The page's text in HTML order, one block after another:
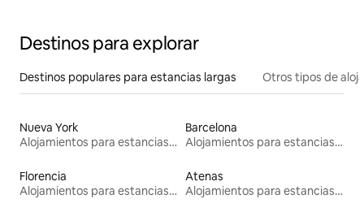
Destinos para explorar
Destinos populares para estancias largas Otros tipos de
Nueva York
Alojamientos para estancias largas
Barcelona
Alojamientos para estancias largas
Florencia
Alojamientos para estancias largas
Atenas
Alojamientos para estancias largas